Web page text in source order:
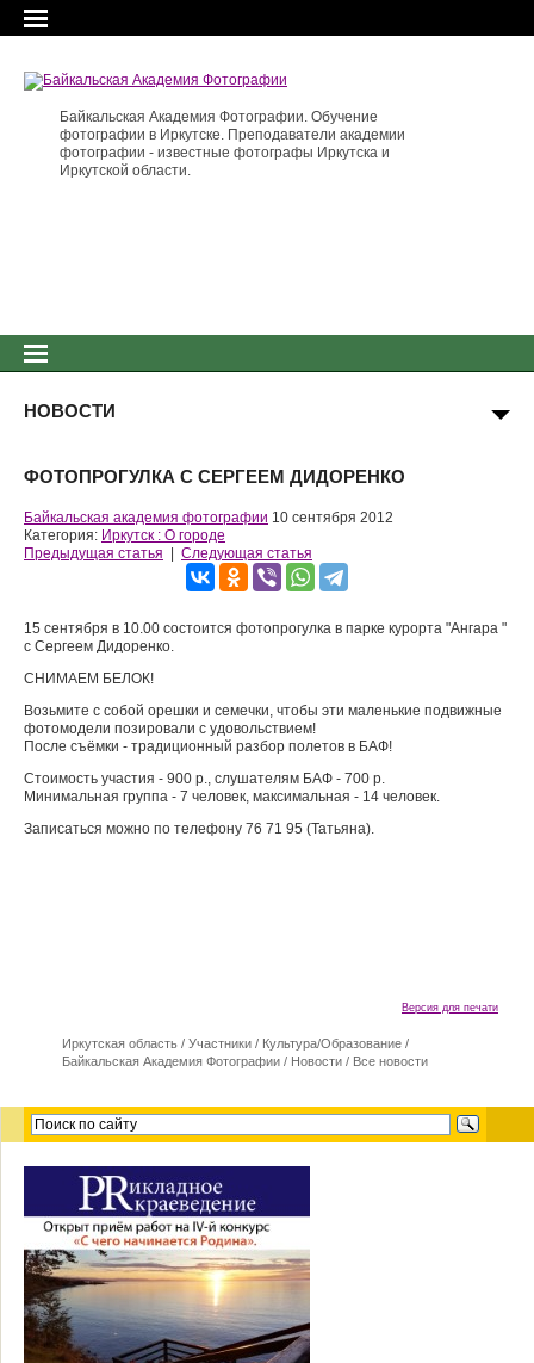
Байкальская Академия Фотографии. Обучение
фотографии в Иркутске. Преподаватели академии
фотографии - известные фотографы Иркутска и
Иркутской области.
НОВОСТИ
ФОТОПРОГУЛКА С СЕРГЕЕМ ДИДОРЕНКО
Байкальская академия фотографии 10 сентября 2012
Категория: Иркутск : О городе
Предыдущая статья
Следующая статья
15 сентября в 10.00 состоится фотопрогулка в парке курорта "Ангара "
с Сергеем Дидоренко.
СНИМАЕМ БЕЛОК!
Возьмите с собой орешки и семечки, чтобы эти маленькие подвижные
фотомодели позировали с удовольствием!
После съёмки - традиционный разбор полетов в БАФ!
Стоимость участия - 900 р., слушателям БАФ - 700 р.
Минимальная группа - 7 человек, максимальная - 14 человек.
Записаться можно по телефону 76 71 95 (Татьяна).
Версия для печати
Иркутская область / Участники / Культура/Образование /
Байкальская Академия Фотографии / Новости / Все новости